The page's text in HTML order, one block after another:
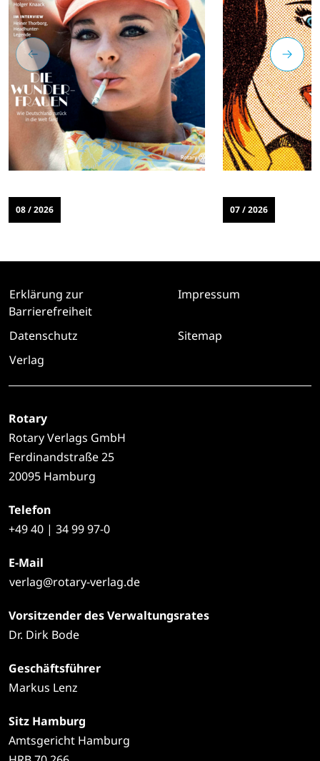
08 / 2026 07 / 2026
Erklärung zur
Barrierefreiheit
Impressum
Datenschutz
Sitemap
Verlag
Rotary
Rotary Verlags GmbH
Ferdinandstraße 25
20095 Hamburg
Telefon
+4940 | 34 99 97-0
E-Mail
verlag@rotary-verlag.de
Vorsitzender des Verwaltungsrates
Dr. Dirk Bode
Geschäftsführer
Markus Lenz
Sitz Hamburg
Amtsgericht Hamburg